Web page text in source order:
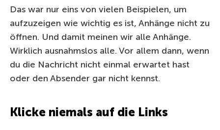
Das war nur eins von vielen Beispielen, um
aufzuzeigen wie wichtig es ist, Anhänge nicht zu
öffnen. Und damit meinen wir alle Anhänge.
Wirklich ausnahmslos alle. Vor allem dann, wenn
du die Nachricht nicht einmal erwartet hast
oder den Absender gar nicht kennst.
Klicke niemals auf die Links